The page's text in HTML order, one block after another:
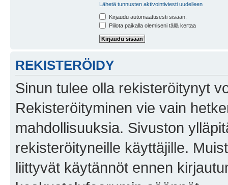
Lähetä tunnusten aktivointiviesti uudelleen
Kirjaudu automaattisesti sisään.
Piilota paikalla olemiseni tällä kertaa
REKISTERÖIDY
Sinun tulee olla rekisteröitynyt
Rekisteröityminen vie vain
mahdollisuuksia. Sivuston
rekisteröityneille käyttäjille.
liittyvät käytännöt ennen